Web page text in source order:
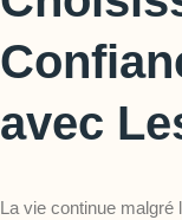
avec
La vie continue